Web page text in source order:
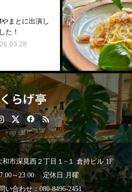
し
【燻
の燻
ラ】
くらげ亭
和市深見西２丁目１−１ 倉持ビル 1F
～23:00 定休日:月曜
い合わせ：080-8496-2451